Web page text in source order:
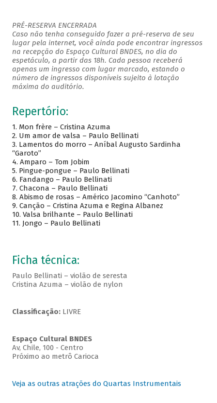
PRÉ-RESERVA ENCERRADA
Caso não tenha conseguido fazer a pré-reserva de seu
lugar pela internet, você ainda pode encontrar ingressos
na recepção do Espaço Cultural BNDES, no dia do
espetáculo, a partir das 18h. Cada pessoa receberá
apenas um ingresso com lugar marcado, estando o
número de ingressos disponíveis sujeito à lotação
máxima do auditório.
Repertório:
1. Mon frère – Cristina Azuma
2. Um amor de valsa – Paulo Bellinati
3. Lamentos do morro – Aníbal Augusto Sardinha
“Garoto”
4. Amparo – Tom Jobim
5. Pingue-pongue – Paulo Bellinati
6. Fandango – Paulo Bellinati
7. Chacona – Paulo Bellinati
8. Abismo de rosas – Américo Jacomino “Canhoto”
9. Canção – Cristina Azuma e Regina Albanez
10. Valsa brilhante – Paulo Bellinati
11. Jongo – Paulo Bellinati
Ficha técnica:
Paulo Bellinati – violão de seresta
Cristina Azuma – violão de nylon
Classificação:LIVRE
Espaço Cultural BNDES
Av, Chile, 100 - Centro
Próximo ao metrô Carioca
Veja as outras atrações do Quartas Instrumentais